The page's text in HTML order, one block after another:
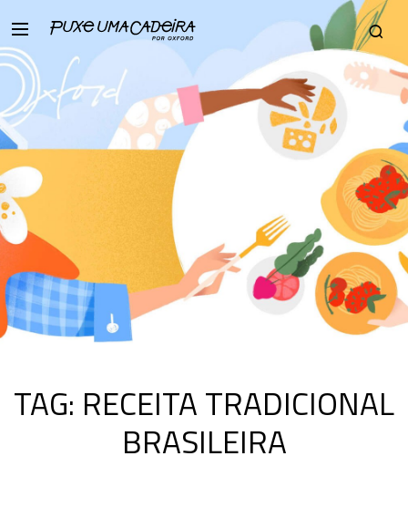
TAG: RECEITA TRADICIONAL
BRASILEIRA